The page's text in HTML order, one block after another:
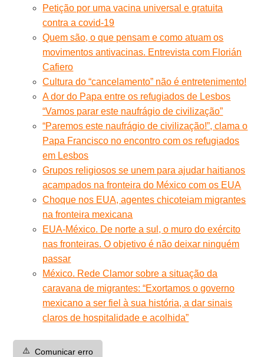
Petição por uma vacina universal e gratuita
contra a covid-19
Quem são, o que pensam e como atuam os
movimentos antivacinas. Entrevista com Florián
Cafiero
Cultura do “cancelamento” não é entretenimento!
A dor do Papa entre os refugiados de Lesbos
“Vamos parar este naufrágio de civilização”
“Paremos este naufrágio de civilização!”, clama o
Papa Francisco no encontro com os refugiados
em Lesbos
Grupos religiosos se unem para ajudar haitianos
acampados na fronteira do México com os EUA
Choque nos EUA, agentes chicoteiam migrantes
na fronteira mexicana
EUA-México. De norte a sul, o muro do exército
nas fronteiras. O objetivo é não deixar ninguém
passar
México. Rede Clamor sobre a situação da
caravana de migrantes: “Exortamos o governo
mexicano a ser fiel à sua história, a dar sinais
claros de hospitalidade e acolhida”
⚠️ Comunicar erro